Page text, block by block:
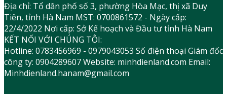
Địa chỉ: Tổ dân phố số 3, phường Hòa Mạc, thị xã Duy
Tiên, tỉnh Hà Nam MST: 0700861572 - Ngày cấp:
22/4/2022 Nơi cấp: Sở Kế hoạch và Đầu tư tỉnh Hà Nam
KẾT NỐI VỚI CHÚNG TÔI:
Hotline: 0783456969 - 0979043053 Số điện thoại Giám đốc
công ty: 0904289607 Website: minhdienland.com Email:
Minhdienland.hanam@gmail.com